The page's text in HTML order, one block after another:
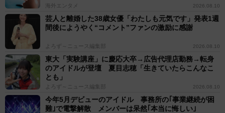
不安になる“途中経過”の写真には14万件を超える「いい
ね」が寄せられた。
具材の水分が全ての「無水カレー」では、水分量の多
い野菜選びのほか、加熱中に焦げ付かないように注意す
るのもポイント。レシピによっては先に具材を炒めて、
水分をしっかり出してからルーを入れる方法も。調理す
る際はしっかり要点を押さえておこう。
海外エンタメ 2026.08.10
芸人と離婚した38歳女優「わたしも元気です」発表1週
間後にようやく“コメント”ファンの激励に感謝
よろず～ニュース編集部 2026.08.10
東大「実験講座」に慶応大卒→広告代理店勤務→転身
のアイドルが登壇 夏目志穂「生きていたらこんなこ
とも」
よろず～ニュース編集部 2026.08.10
今年5月デビューのアイドル 事務所の｢事業継続が困
難｣で電撃解散 メンバーは呆然｢本当に悔しい｣